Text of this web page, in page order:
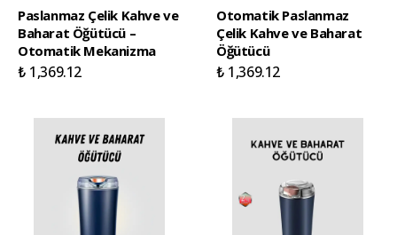
Paslanmaz Çelik Kahve ve
Baharat Öğütücü –
Otomatik Mekanizma
₺ 1,369.12
Otomatik Paslanmaz
Çelik Kahve ve Baharat
Öğütücü
₺ 1,369.12